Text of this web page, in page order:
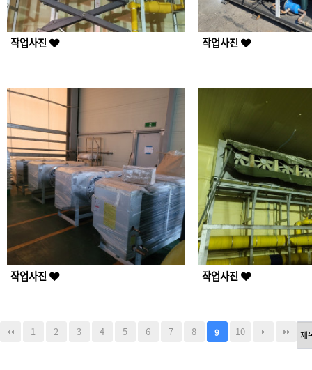
작업사진 작업사진
작업사진 작업사진
1 2 3 4 5 6 7 8 9 10